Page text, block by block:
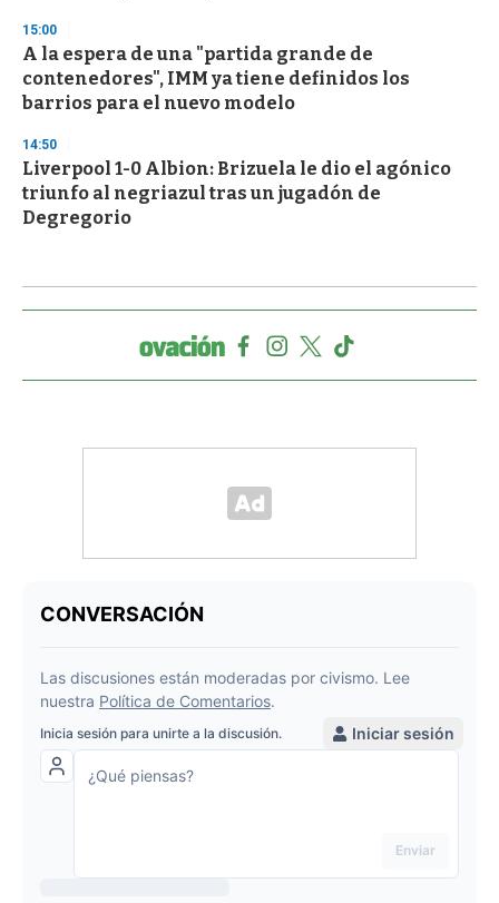
15:00
A la espera de una "partida grande de
contenedores", IMM ya tiene definidos los
barrios para el nuevo modelo
14:50
Liverpool 1-0 Albion: Brizuela le dio el agónico
triunfo al negriazul tras un jugadón de
Degregorio